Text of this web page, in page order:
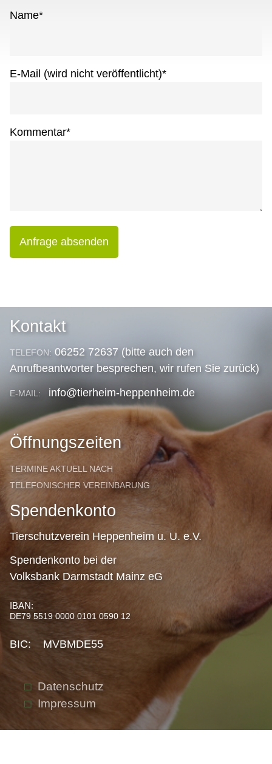
Name*
E-Mail (wird nicht veröffentlicht)*
Kommentar*
Anfrage absenden
Kontakt
TELEFON: 06252 72637 (bitte auch den
Anrufbeantworter besprechen, wir rufen Sie zurück)
E-MAIL: info@tierheim-heppenheim.de
Öffnungszeiten
TERMINE AKTUELL NACH
TELEFONISCHER VEREINBARUNG
Spendenkonto
Tierschutzverein Heppenheim u. U. e.V.
Spendenkonto bei der
Volksbank Darmstadt Mainz eG
IBAN:
DE79 5519 0000 0101 0590 12
BIC: MVBMDE55
Datenschutz
Impressum